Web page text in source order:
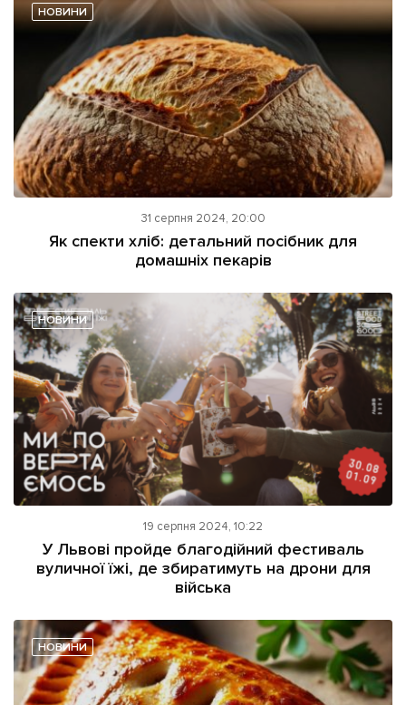
НОВИНИ
31 серпня 2024, 20:00
Як спекти хліб: детальний посібник для
домашніх пекарів
НОВИНИ
19 серпня 2024, 10:22
У Львові пройде благодійний фестиваль
вуличної їжі, де збиратимуть на дрони для
війська
НОВИНИ